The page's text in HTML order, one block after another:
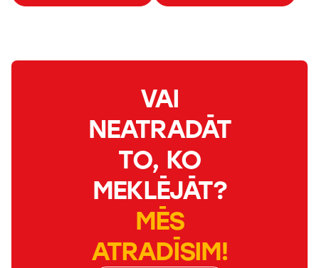
VAI
NEATRADĀT
TO, KO
MEKLĒJĀT?
MĒS
ATRADĪSIM!